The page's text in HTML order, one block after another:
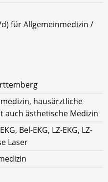
für Allgemeinmedizin /
hausärztliche
auch ästhetische Medizin
Bel-EKG, LZ-EKG, LZ-
Laser